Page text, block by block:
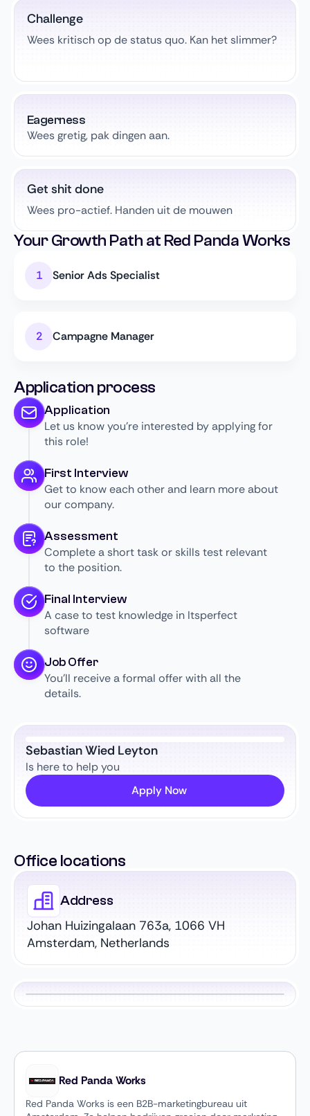
Challenge
Wees kritisch op de status quo. Kan het slimmer?
Eagerness
Wees gretig, pak dingen aan.
Get shit done
Wees pro-actief. Handen uit de mouwen
Your Growth Path at Red Panda Works
Senior Ads Specialist
Campagne Manager
Application process
Application
Let us know you’re interested by applying for
this role!
First Interview
Get to know each other and learn more about
our company.
Assessment
Complete a short task or skills test relevant
to the position.
Final Interview
A case to test knowledge in Itsperfect
software
Job Offer
You’ll receive a formal offer with all the
details.
Sebastian Wied Leyton
Is here to help you
Apply Now
Office locations
Address
Johan Huizingalaan 763a, 1066 VH
Amsterdam, Netherlands
Red Panda Works
Red Panda Works is een B2B-marketingbureau uit